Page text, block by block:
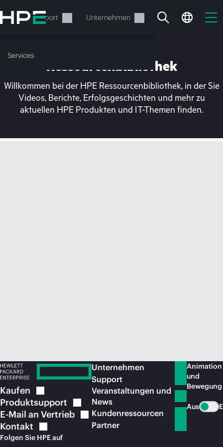
Hauptinhalt
wechseln
Support Unternehmen
Services
Ihr Warenkorb ist aktuell
Ressourcenbibliothek
Willkommen bei der HPE Ressourcenbibliothek, in der Sie
Videos, Berichte, Erfolgsgeschichten und mehr zu
aktuellen HPE Produkten und IT-Themen finden.
Kaufen
Produktsupport
E-Mail an Vertrieb
Kontakt
Folgen Sie HPE auf
Unternehmen
Support
Veranstaltungen und
News
Kundenressourcen
Partner
Animation
und
Bewegung
Aus